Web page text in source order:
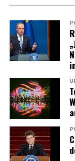
stabilitate si un
care nu doresc
static. In acest
175 65 r14
prezente la
masinile
Pozitia masinii
La un show
Cat de jos sta
impact vizual
diferenta intre